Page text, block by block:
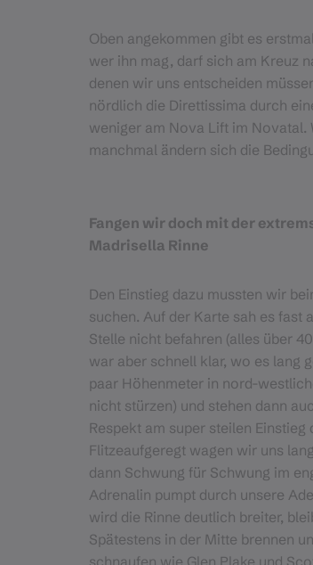
Oben angekommen gibt es
wer ihn mag, darf sich am Kreuz
denen wir uns entscheiden
nördlich die Direttissima durch
weniger am Nova Lift im
manchmal ändern sich die
Fangen wir doch mit der
Madrisella Rinne
Den Einstieg dazu mussten wir
suchen. Auf der Karte sah es fast
Stelle nicht befahren (alles über
war aber schnell klar, wo es lang
paar Höhenmeter in nord-
nicht stürzen) und stehen dann
Respekt am super steilen Einstieg
Flitzeaufgeregt wagen wir uns
dann Schwung für Schwung im
Adrenalin pumpt durch unsere
wird die Rinne deutlich breiter,
Spätestens in der Mitte brennen